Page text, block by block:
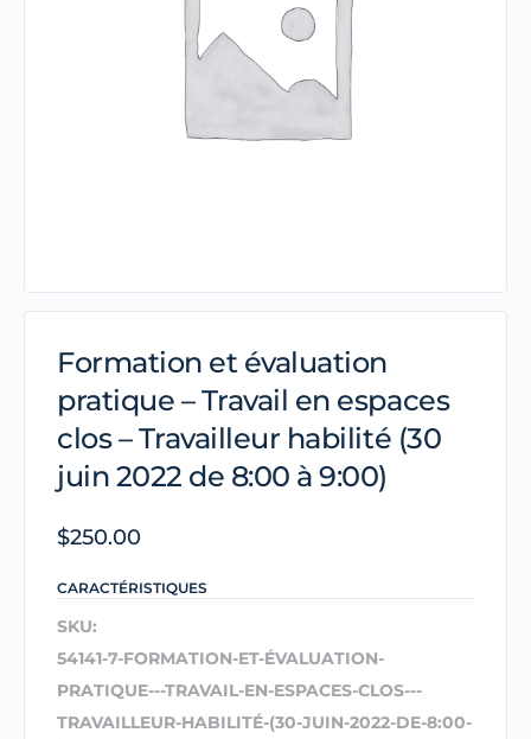
Formation et évaluation
pratique – Travail en espaces
clos – Travailleur habilité (30
juin 2022 de 8:00 à 9:00)
$250.00
CARACTÉRISTIQUES
SKU:
54141-7-FORMATION-ET-ÉVALUATION-
PRATIQUE---TRAVAIL-EN-ESPACES-CLOS---
TRAVAILLEUR-HABILITÉ-(30-JUIN-2022-DE-8:00-